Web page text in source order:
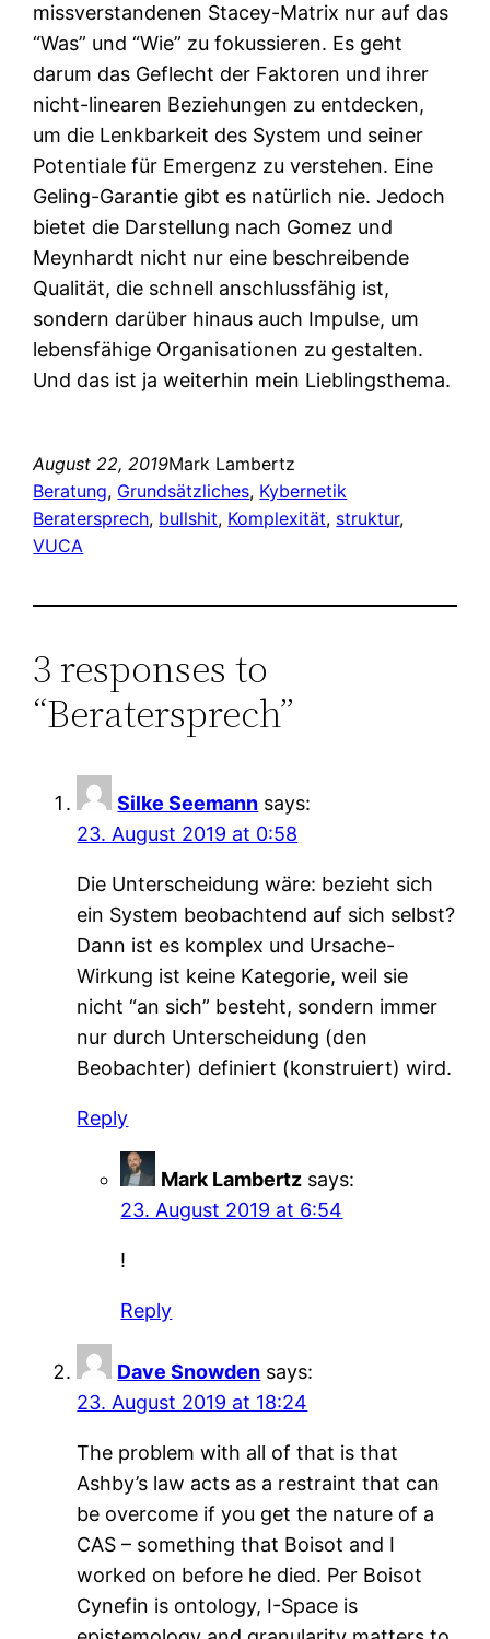
missverstandenen Stacey-Matrix nur auf das
“Was” und “Wie” zu fokussieren. Es geht
darum das Geflecht der Faktoren und ihrer
nicht-linearen Beziehungen zu entdecken,
um die Lenkbarkeit des System und seiner
Potentiale für Emergenz zu verstehen. Eine
Geling-Garantie gibt es natürlich nie. Jedoch
bietet die Darstellung nach Gomez und
Meynhardt nicht nur eine beschreibende
Qualität, die schnell anschlussfähig ist,
sondern darüber hinaus auch Impulse, um
lebensfähige Organisationen zu gestalten.
Und das ist ja weiterhin mein Lieblingsthema.
August 22, 2019Mark Lambertz
Beratung, Grundsätzliches, Kybernetik
Beratersprech, bullshit, Komplexität, struktur
VUCA
3 responses to
“Beratersprech”
Silke Seemann says:
23. August 2019 at 0:58
Die Unterscheidung wäre: bezieht sich
ein System beobachtend auf sich selbst?
Dann ist es komplex und Ursache-
Wirkung ist keine Kategorie, weil sie
nicht “an sich” besteht, sondern immer
nur durch Unterscheidung (den
Beobachter) definiert (konstruiert) wird.
Reply
Mark Lambertz says:
23. August 2019 at 6:54
!
Reply
Dave Snowden says:
23. August 2019 at 18:24
The problem with all of that is that
Ashby’s law acts as a restraint that can
be overcome if you get the nature of a
CAS – something that Boisot and I
worked on before he died. Per Boisot
Cynefin is ontology, I-Space is